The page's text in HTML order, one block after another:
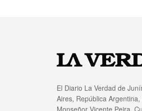
El Diario La Verdad de
Aires, República
Monseñor Vicente Peira,